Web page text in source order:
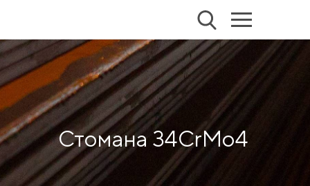
Стомана 34CrMo4